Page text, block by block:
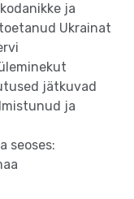
ja
Ukrainat
jätkuvad
ja
seoses: